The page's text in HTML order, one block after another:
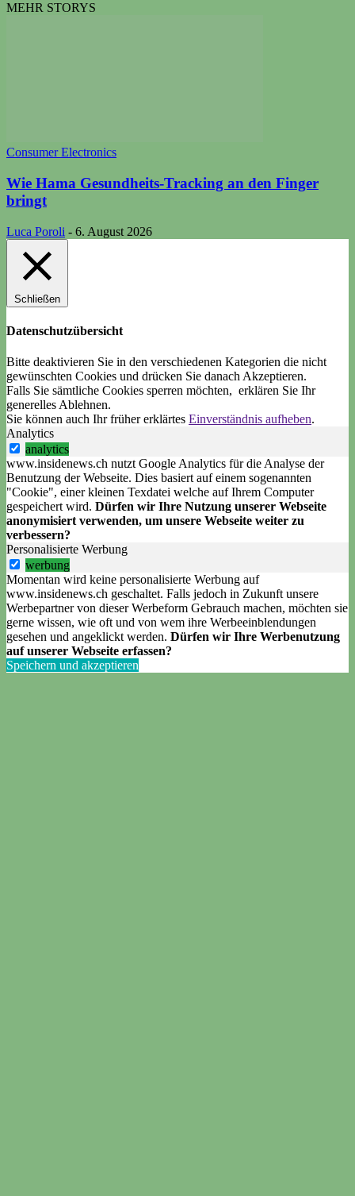
MEHR STORYS
Consumer Electronics
Wie Hama Gesundheits-Tracking an den Finger
bringt
Luca Poroli - 6. August 2026
Schließen
Datenschutzübersicht
Bitte deaktivieren Sie in den verschiedenen Kategorien die nicht
gewünschten Cookies und drücken Sie danach Akzeptieren.
Falls Sie sämtliche Cookies sperren möchten, erklären Sie Ihr
generelles Ablehnen.
Sie können auch Ihr früher erklärtes Einverständnis aufheben.
Analytics
analytics
www.insidenews.ch nutzt Google Analytics für die Analyse der
Benutzung der Webseite. Dies basiert auf einem sogenannten
"Cookie", einer kleinen Texdatei welche auf Ihrem Computer
gespeichert wird. Dürfen wir Ihre Nutzung unserer Webseite
anonymisiert verwenden, um unsere Webseite weiter zu
verbessern?
Personalisierte Werbung
werbung
Momentan wird keine personalisierte Werbung auf
www.insidenews.ch geschaltet. Falls jedoch in Zukunft unsere
Werbepartner von dieser Werbeform Gebrauch machen, möchten sie
gerne wissen, wie oft und von wem ihre Werbeeinblendungen
gesehen und angeklickt werden. Dürfen wir Ihre Werbenutzung
auf unserer Webseite erfassen?
Speichern und akzeptieren